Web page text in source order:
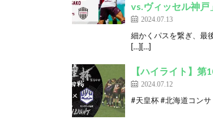
vs.ヴィッセル神戸」
2024.07.13
細かくパスを繋ぎ、最
[…][…]
【ハイライト】
2024.07.12
#天皇杯 #北海道コン